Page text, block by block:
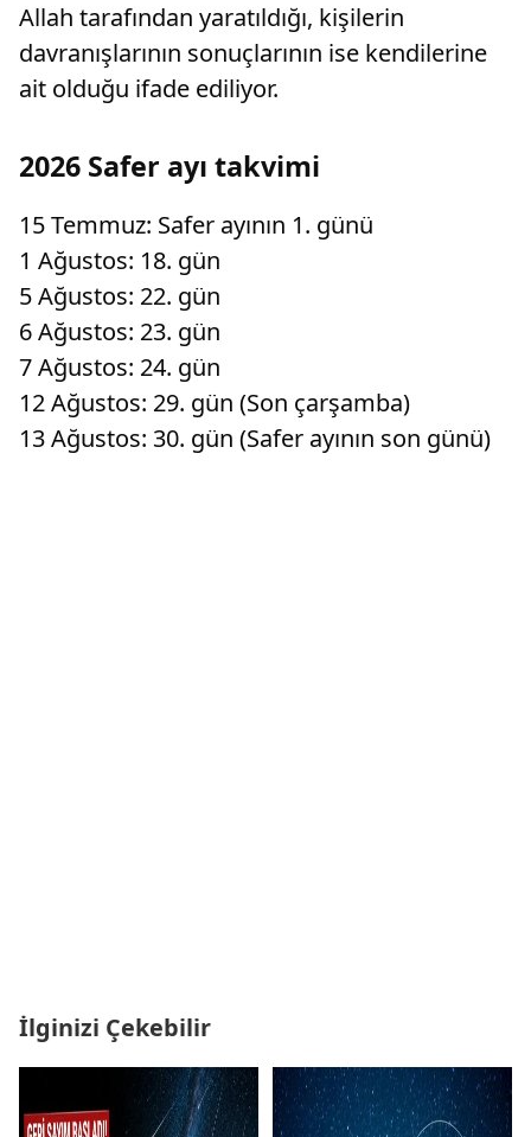
Allah tarafından yaratıldığı, kişilerin
davranışlarının sonuçlarının ise kendilerine
ait olduğu ifade ediliyor.
2026 Safer ayı takvimi
15 Temmuz: Safer ayının 1. günü
1 Ağustos: 18. gün
5 Ağustos: 22. gün
6 Ağustos: 23. gün
7 Ağustos: 24. gün
12 Ağustos: 29. gün (Son çarşamba)
13 Ağustos: 30. gün (Safer ayının son günü)
İlginizi Çekebilir